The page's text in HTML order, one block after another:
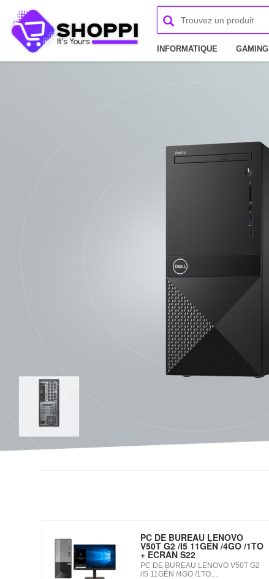
INFORMATIQUE GAMING
PC DE BUREAU LENOVO
V50T G2 /I5 11GÉN /4GO /1TO
+ ECRAN S22
PC DE BUREAU LENOVO V50T G2
/I5 11GÉN /4GO /1TO…